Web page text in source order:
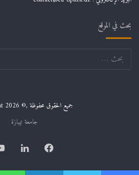
بحث في الموقع
جميع الحقوق محفوظة ,© Copyright 2026
جامعة تيبازة
فيسبوكلينكدإن